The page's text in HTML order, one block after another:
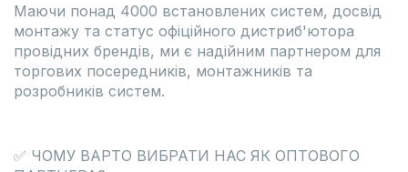
Маючи понад 4000 встановлених систем, досвід
монтажу та статус офіційного дистриб'ютора
провідних брендів, ми є надійним партнером для
торгових посередників, монтажників та
розробників систем.
✅ ЧОМУ ВАРТО ВИБРАТИ НАС ЯК ОПТОВОГО